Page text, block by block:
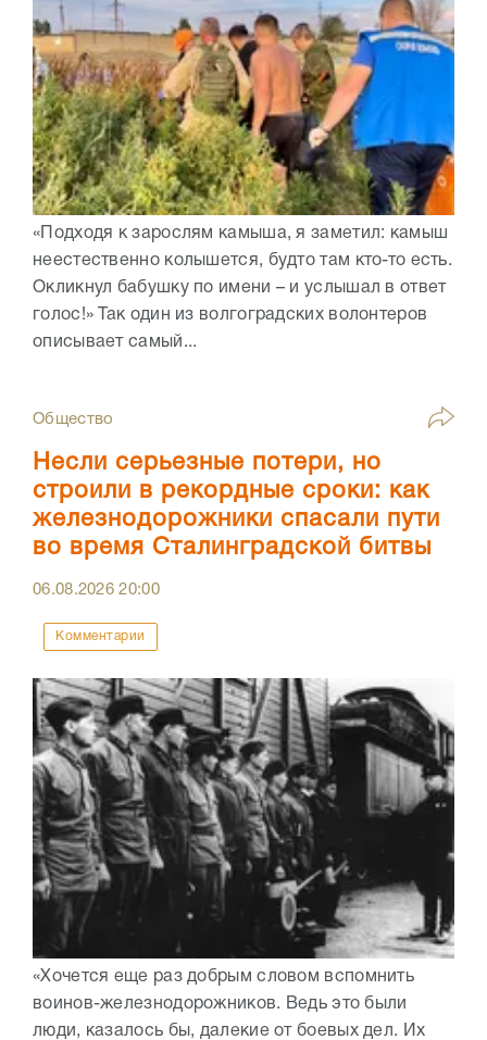
«Подходя к зарослям камыша, я заметил: камыш
неестественно колышется, будто там кто-то есть.
Окликнул бабушку по имени – и услышал в ответ
голос!» Так один из волгоградских волонтеров
описывает самый...
Общество
Несли серьезные потери, но
строили в рекордные сроки: как
железнодорожники спасали пути
во время Сталинградской битвы
06.08.202620:00
Комментарии
«Хочется еще раз добрым словом вспомнить
воинов-железнодорожников. Ведь это были
люди, казалось бы, далекие от боевых дел. Их